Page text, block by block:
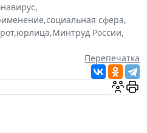
,
,социальная сфера,
,юрлица,Минтруд России,
Перепечатка